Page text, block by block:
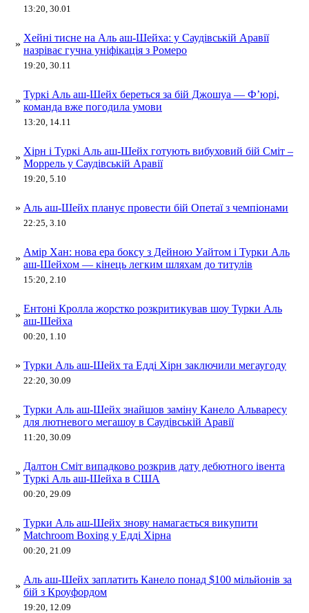
13:20, 30.01
»
Хейні тисне на Аль аш-Шейха: у Саудівській Аравії
назріває гучна уніфікація з Ромеро
19:20, 30.11
»
Туркі Аль аш-Шейх береться за бій Джошуа — Ф’юрі,
команда вже погодила умови
13:20, 14.11
»
Хірн і Туркі Аль аш-Шейх готують вибуховий бій Сміт –
Моррель у Саудівській Аравії
19:20, 5.10
» Аль аш-Шейх планує провести бій Опетаї з чемпіонами
22:25, 3.10
»
Амір Хан: нова ера боксу з Дейною Уайтом і Турки Аль
аш-Шейхом — кінець легким шляхам до титулів
15:20, 2.10
»
Ентоні Кролла жорстко розкритикував шоу Турки Аль
аш-Шейха
00:20, 1.10
» Турки Аль аш-Шейх та Едді Хірн заключили мегаугоду
22:20, 30.09
»
Турки Аль аш-Шейх знайшов заміну Канело Альваресу
для лютневого мегашоу в Саудівській Аравії
11:20, 30.09
»
Далтон Сміт випадково розкрив дату дебютного івента
Туркі Аль аш-Шейха в США
00:20, 29.09
»
Турки Аль аш-Шейх знову намагається викупити
Matchroom Boxing у Едді Хірна
00:20, 21.09
»
Аль аш-Шейх заплатить Канело понад $100 мільйонів за
бій з Кроуфордом
19:20, 12.09